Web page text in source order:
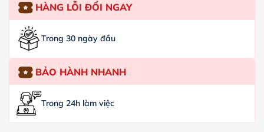
HÀNG LỖI ĐỔI NGAY
Trong 30 ngày đầu
BẢO HÀNH NHANH
Trong 24h làm việc